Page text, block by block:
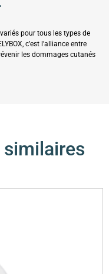
pour tous les types de
c’est l’alliance entre
les dommages cutanés